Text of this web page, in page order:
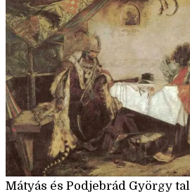
Mátyás és Podjebrád György